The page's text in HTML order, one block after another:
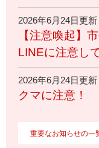
2026年6月24日更新
【注意喚起】
LINEに注意し
2026年6月24日更新
クマに注意！
重要なお知らせの一